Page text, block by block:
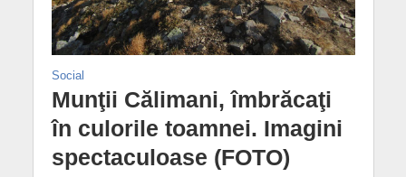
Social
Munţii Călimani, îmbrăcaţi
în culorile toamnei. Imagini
spectaculoase (FOTO)